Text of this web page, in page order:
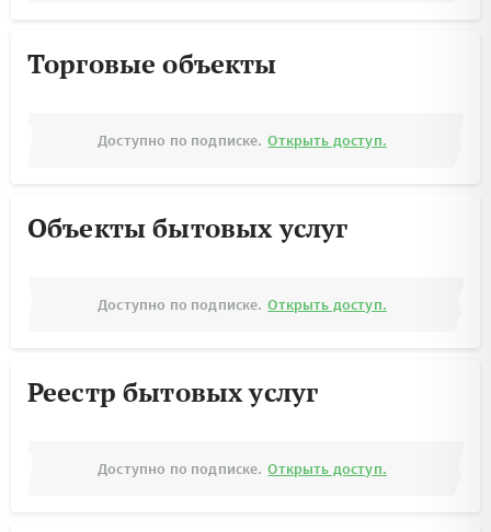
Торговые объекты
Доступно по подписке. Открыть доступ.
Объекты бытовых услуг
Доступно по подписке. Открыть доступ.
Реестр бытовых услуг
Доступно по подписке. Открыть доступ.